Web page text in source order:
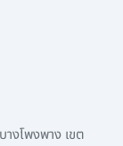
งโพงพาง เขต